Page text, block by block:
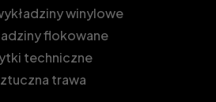
winylowe
flokowane
techniczne
trawa